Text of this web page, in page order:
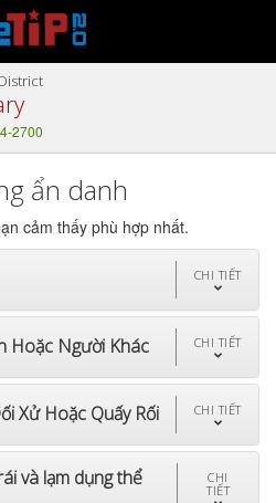
2700
ẩn danh
cảm thấy phù hợp nhất.
CHI TIẾT
Hoặc Người Khác CHI TIẾT
Xử Hoặc Quấy Rối CHI TIẾT
và lạm dụng thể
CHI
TIẾT